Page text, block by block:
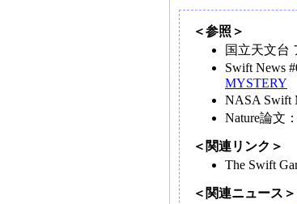
＜参照＞
国立天文台
Swift News
MYSTERY
NASA Swift
Nature論文
＜関連リンク＞
The Swift
＜関連ニュース＞